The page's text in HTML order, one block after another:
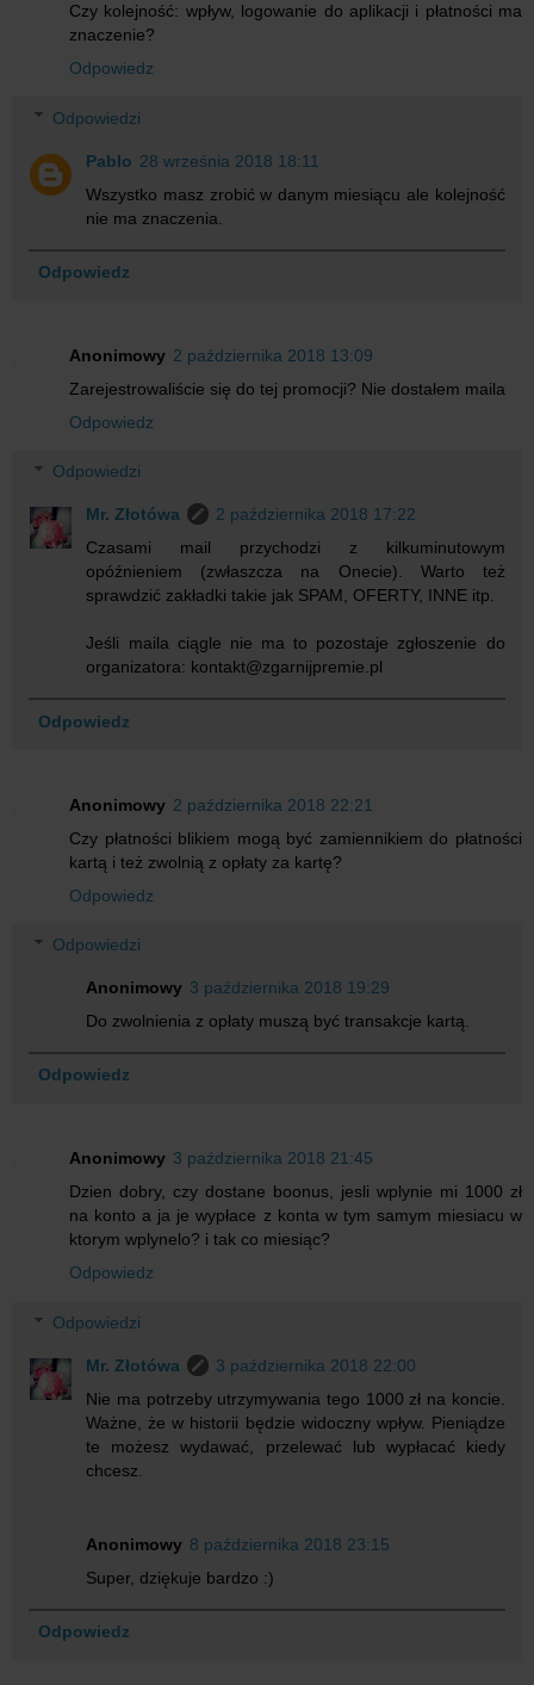
Czy kolejność: wpływ, logowanie do aplikacji i płatności ma
znaczenie?
Odpowiedz
Odpowiedzi
Pablo 28 września 2018 18:11
Wszystko masz zrobić w danym miesiącu ale kolejność
nie ma znaczenia.
Odpowiedz
Anonimowy 2 października 2018 13:09
Zarejestrowaliście się do tej promocji? Nie dostałem maila
Odpowiedz
Odpowiedzi
Mr. Złotówa
2 października 2018 17:22
Czasami mail przychodzi z kilkuminutowym
opóźnieniem (zwłaszcza na Onecie). Warto też
sprawdzić zakładki takie jak SPAM, OFERTY, INNE itp.
Jeśli maila ciągle nie ma to pozostaje zgłoszenie do
organizatora: kontakt@zgarnijpremie.pl
Odpowiedz
Anonimowy 2 października 2018 22:21
Czy płatności blikiem mogą być zamiennikiem do płatności
kartą i też zwolnią z opłaty za kartę?
Odpowiedz
Odpowiedzi
Anonimowy 3 października 2018 19:29
Do zwolnienia z opłaty muszą być transakcje kartą.
Odpowiedz
Anonimowy 3 października 2018 21:45
Dzien dobry, czy dostane boonus, jesli wplynie mi 1000 zł
na konto a ja je wypłace z konta w tym samym miesiacu w
ktorym wplynelo? i tak co miesiąc?
Odpowiedz
Odpowiedzi
Mr. Złotówa
3 października 2018 22:00
Nie ma potrzeby utrzymywania tego 1000 zł na koncie.
Ważne, że w historii będzie widoczny wpływ. Pieniądze
te możesz wydawać, przelewać lub wypłacać kiedy
chcesz.
Anonimowy 8 października 2018 23:15
Super, dziękuje bardzo :)
Odpowiedz